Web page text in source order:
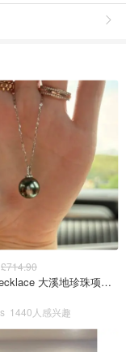
£714.90
Prestige Necklace 大溪地珍珠项链 10-11mm
1440人感兴趣